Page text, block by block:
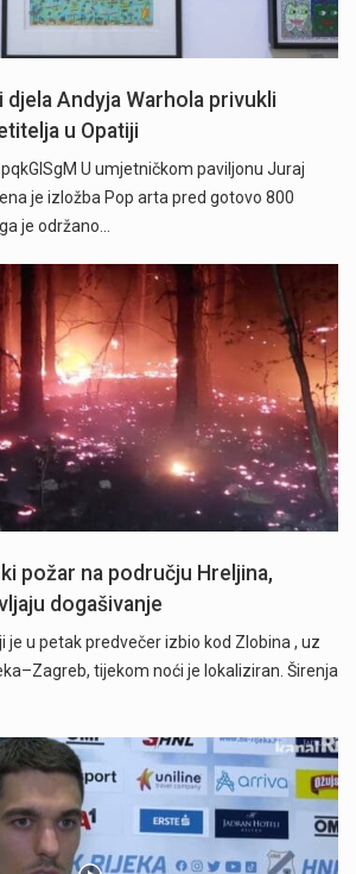
djela Andyja Warhola privukli
u Opatiji
U umjetničkom paviljonu Juraj
je izložba Pop arta pred gotovo 800
je održano…
požar na području Hreljina,
dogašivanje
je u petak predvečer izbio kod Zlobina , uz
tijekom noći je lokaliziran. Širenja